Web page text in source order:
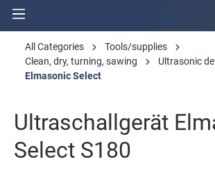
All Categories
Tools/supplies
Clean, dry, turning, sawing
Ultrasonic
Elmasonic Select
Ultraschallgerät
Select S180